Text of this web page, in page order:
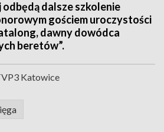
dalsze szkolenie
gościem uroczystości
dawny dowódca
beretów”.
Katowice